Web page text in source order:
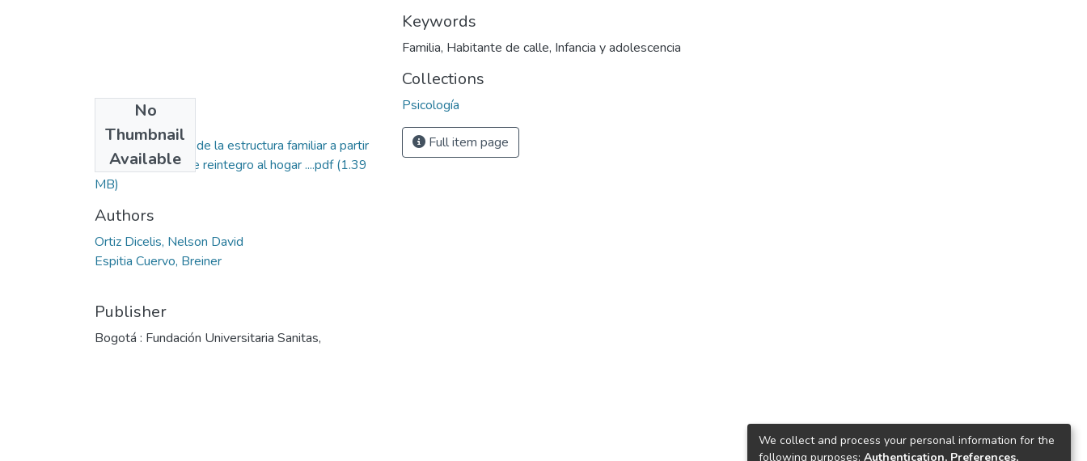
No
Thumbnail
Available
Reorganización de la estructura familiar a partir
de experiencias de reintegro al hogar ....pdf(1.39
MB)
Authors
Ortiz Dicelis, Nelson David
Espitia Cuervo, Breiner
Publisher
Bogotá : Fundación Universitaria Sanitas,
Keywords
Familia, Habitante de calle, Infancia y adolescencia
Collections
Psicología
Full item page
We collect and process your personal information for the
following purposes: Authentication, Preferences,